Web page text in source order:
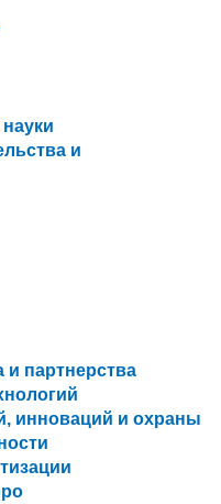
и
и партнерства
инноваций и охраны